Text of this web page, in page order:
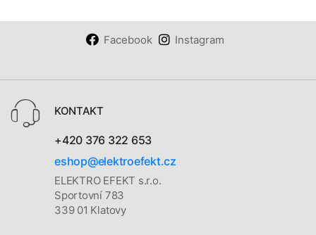
Facebook Instagram
KONTAKT
+420 376 322 653
eshop@elektroefekt.cz
ELEKTRO EFEKT s.r.o.
Sportovní 783
339 01 Klatovy